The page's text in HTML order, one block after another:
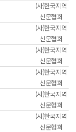
(사)한국지역
신문협회
(사)한국지역
신문협회
(사)한국지역
신문협회
(사)한국지역
신문협회
(사)한국지역
신문협회
(사)한국지역
신문협회